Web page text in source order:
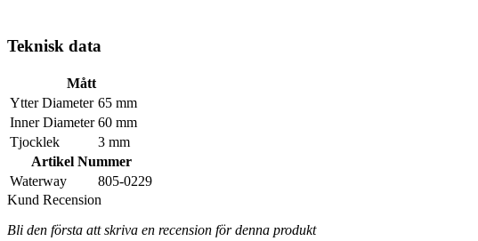
Teknisk data
Mått
Ytter Diameter 65 mm
Inner Diameter 60 mm
Tjocklek
3 mm
Artikel Nummer
Waterway
805-0229
Kund Recension
Bli den första att skriva en recension för denna produkt